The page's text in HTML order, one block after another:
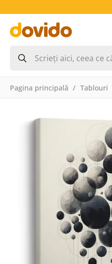
Pagina principală Tablouri